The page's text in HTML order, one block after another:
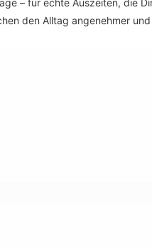
– für echte Auszeiten, die
den Alltag angenehmer